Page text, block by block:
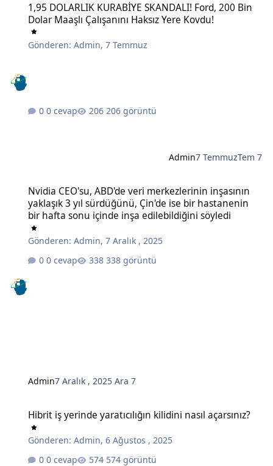
1,95 DOLARLIK KURABİYE SKANDALI! Ford, 200 Bin
Dolar Maaşlı Çalışanını Haksız Yere Kovdu!
Gönderen:Admin,7 Temmuz
0 cevap 206 görüntü
Admin7 TemmuzTem 7
Nvidia CEO'su, ABD'de veri merkezlerinin inşasının
yaklaşık 3 yıl sürdüğünü, Çin'de ise bir hastanenin
bir hafta sonu içinde inşa edilebildiğini söyledi
Gönderen:Admin,7 Aralık , 2025
0 cevap
338 görüntü
Admin7 Aralık , 2025Ara 7
Hibrit iş yerinde yaratıcılığın kilidini nasıl açarsınız?
Gönderen:Admin,6 Ağustos , 2025
0 cevap
574 görüntü